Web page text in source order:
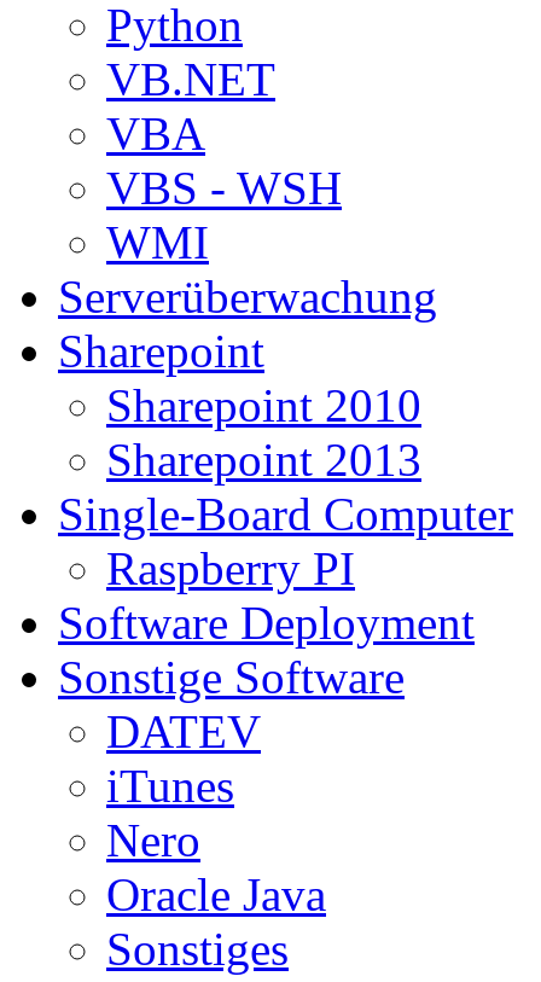
Python
VB.NET
VBA
VBS - WSH
WMI
Serverüberwachung
Sharepoint
Sharepoint 2010
Sharepoint 2013
Single-Board Computer
Raspberry PI
Software Deployment
Sonstige Software
DATEV
iTunes
Nero
Oracle Java
Sonstiges